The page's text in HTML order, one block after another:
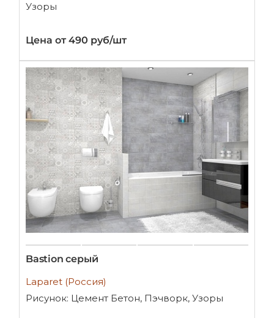
Узоры
Цена от 490 руб/шт
Bastion серый
Laparet (Россия)
Рисунок: Цемент Бетон, Пэчворк, Узоры